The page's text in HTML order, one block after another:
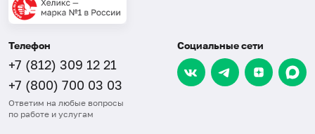
Телефон
+7 (812) 309 12 21
+7 (800) 700 03 03
Ответим на любые вопросы
по работе и услугам
Социальные сети